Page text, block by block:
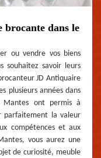
brocante dans le
ou vendre vos biens
souhaitez savoir leurs
JD Antiquaire
plusieurs années dans
Mantes ont permis à
parfaitement la valeur
compétences et aux
vous aurez une
de curiosité, meuble